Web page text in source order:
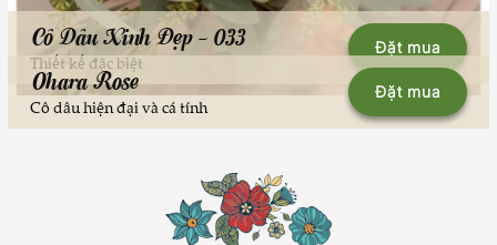
Cô Dâu Xinh Đẹp - 033 Đặt mua
Thiết kế đặc biệt
Ohara Rose Đặt mua
Cô dâu hiện đại và cá tính